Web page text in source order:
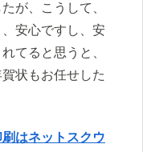
が、こうして、
安心ですし、安
てると思うと、
状もお任せした
はネットスクウ